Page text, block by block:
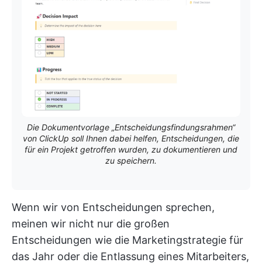
Die Dokumentvorlage „Entscheidungsfindungsrahmen“
von ClickUp soll Ihnen dabei helfen, Entscheidungen, die
für ein Projekt getroffen wurden, zu dokumentieren und
zu speichern.
Wenn wir von Entscheidungen sprechen,
meinen wir nicht nur die großen
Entscheidungen wie die Marketingstrategie für
das Jahr oder die Entlassung eines Mitarbeiters,